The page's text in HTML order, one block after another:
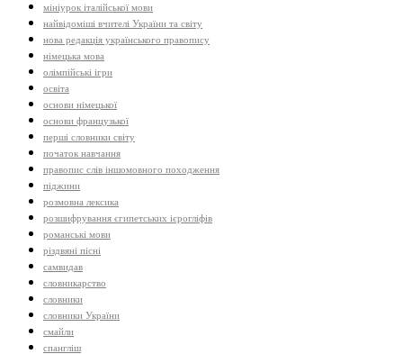
мініурок італійської мови
найвідоміші вчителі України та світу
нова редакція українського правопису
німецька мова
олімпійські ігри
освіта
основи німецької
основи французької
перші словники світу
початок навчання
правопис слів іншомовного походження
піджини
розмовна лексика
розшифрування єгипетських ієрогліфів
романські мови
різдвяні пісні
самвидав
словникарство
словники
словники України
смайли
спангліш